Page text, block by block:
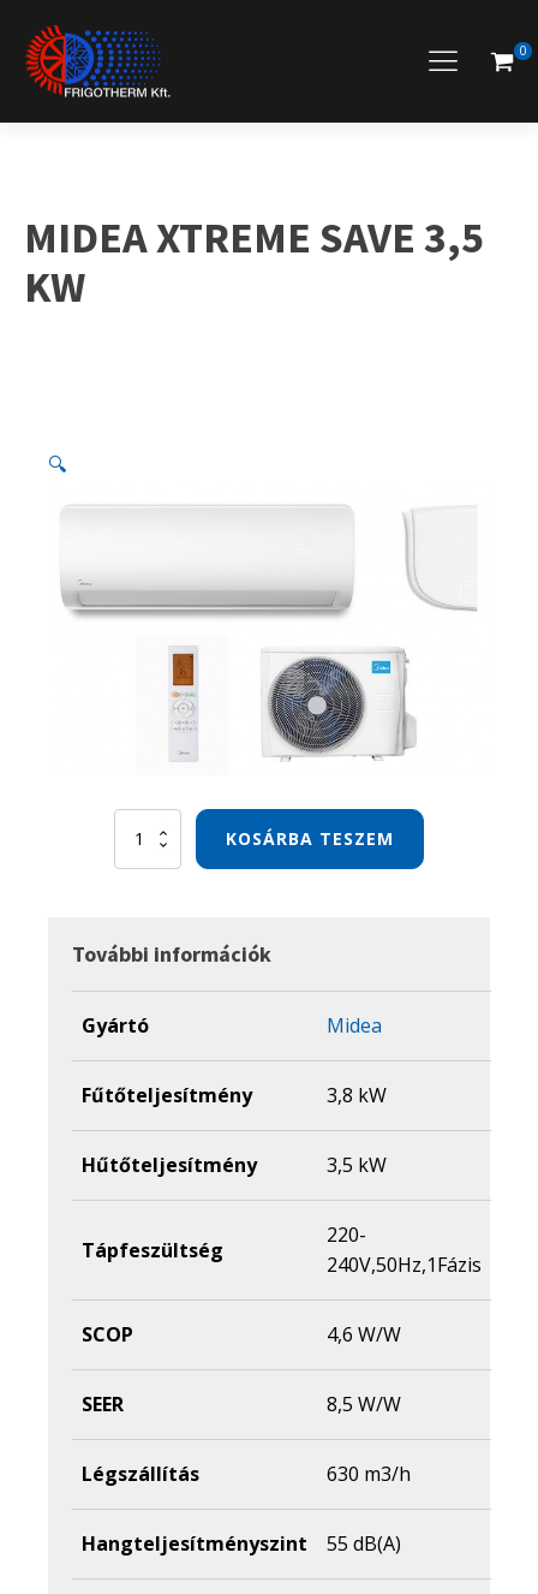
0
MIDEA XTREME SAVE 3,5
KW
🔍
MIDEA
XTREME
SAVE
mennyiség
KOSÁRBA TESZEM
További információk
Gyártó Midea
Fűtőteljesítmény 3,8 kW
Hűtőteljesítmény 3,5 kW
Tápfeszültség
220-
240V,50Hz,1Fázis
SCOP 4,6 W/W
SEER 8,5 W/W
Légszállítás 630 m3/h
Hangteljesítményszint 55 dB(A)